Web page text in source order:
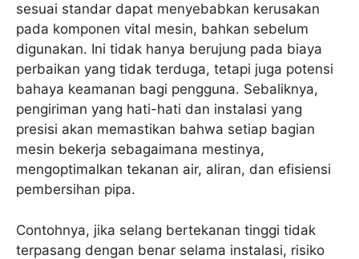
sesuai standar dapat menyebabkan kerusakan
pada komponen vital mesin, bahkan sebelum
digunakan. Ini tidak hanya berujung pada biaya
perbaikan yang tidak terduga, tetapi juga potensi
bahaya keamanan bagi pengguna. Sebaliknya,
pengiriman yang hati-hati dan instalasi yang
presisi akan memastikan bahwa setiap bagian
mesin bekerja sebagaimana mestinya,
mengoptimalkan tekanan air, aliran, dan efisiensi
pembersihan pipa.
Contohnya, jika selang bertekanan tinggi tidak
terpasang dengan benar selama instalasi, risiko